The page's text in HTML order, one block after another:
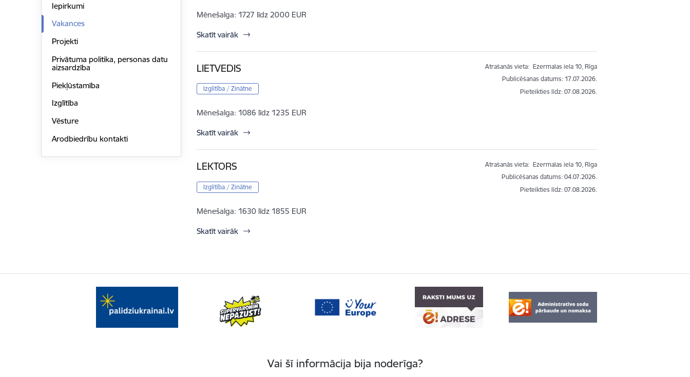
Iepirkumi
Vakances
Projekti
Privātuma politika, personas datu
aizsardzība
Piekļūstamība
Izglītība
Vēsture
Arodbiedrību kontakti
Mēnešalga: 1727 līdz 2000 EUR
Skatīt vairāk
LIETVEDIS
Izglītība / Zinātne
Mēnešalga: 1086 līdz 1235 EUR
Skatīt vairāk
Atrašanās vieta: Ezermalas iela 10, Rīga
Publicēšanas datums: 17.07.2026.
Pieteikties līdz:07.08.2026.
LEKTORS
Izglītība / Zinātne
Mēnešalga: 1630 līdz 1855 EUR
Skatīt vairāk
Atrašanās vieta: Ezermalas iela 10, Rīga
Publicēšanas datums: 04.07.2026.
Pieteikties līdz:07.08.2026.
Vai šī informācija bija noderīga?